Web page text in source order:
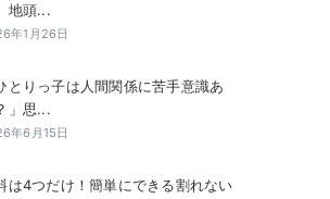
地頭...
年1月26日
とりっ子は人間関係に苦手意識あ
」思...
年6月15日
は4つだけ！簡単にできる割れない